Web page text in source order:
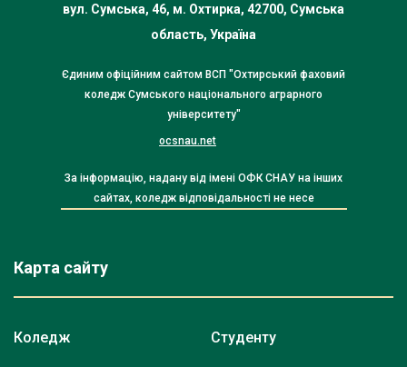
вул. Сумська, 46, м. Охтирка, 42700, Сумська
область, Україна
Єдиним офіційним сайтом ВСП "Охтирський фаховий
коледж Сумського національного аграрного
університету"
ocsnau.net
За інформацію, надану від імені ОФК СНАУ на інших
сайтах, коледж відповідальності не несе
Карта сайту
Коледж Студенту